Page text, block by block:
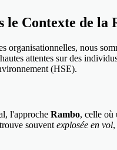
Contexte de la
organisationnelles, nous
attentes sur des
(HSE).
l'approche Rambo, celle où
souvent explosée en vol